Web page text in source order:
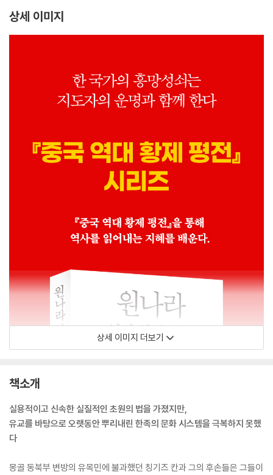
상세 이미지
상세 이미지 더보기
책소개
실용적이고 신속한 실질적인 초원의 법을 가졌지만,
유교를 바탕으로 오랫동안 뿌리내린 한족의 문화 시스템을 극복하지 못했
다
몽골 동북부 변방의 유목민에 불과했던 칭기즈 칸과 그의 후손들은 그들이